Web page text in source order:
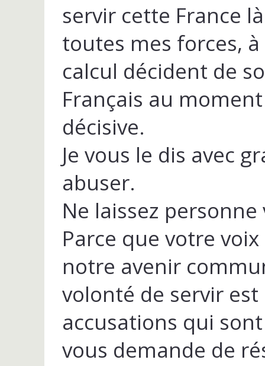
servir cette France
toutes mes forces,
calcul décident de
Français au
décisive.
Je vous le dis avec
abuser.
Ne laissez
Parce que votre
notre avenir
volonté de servir
accusations qui
vous demande de